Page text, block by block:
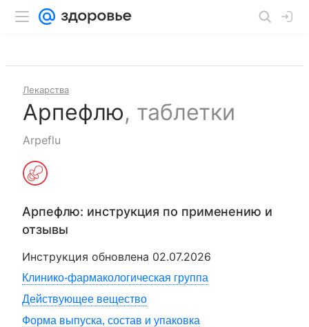
Лекарства
Арпефлю, таблетки
Arpeflu
Арпефлю: инструкция по применению и
отзывы
Инструкция обновлена 02.07.2026
Клинико-фармакологическая группа
Действующее вещество
Форма выпуска, состав и упаковка